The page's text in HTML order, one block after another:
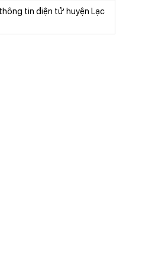
tin điện tử huyện Lạc